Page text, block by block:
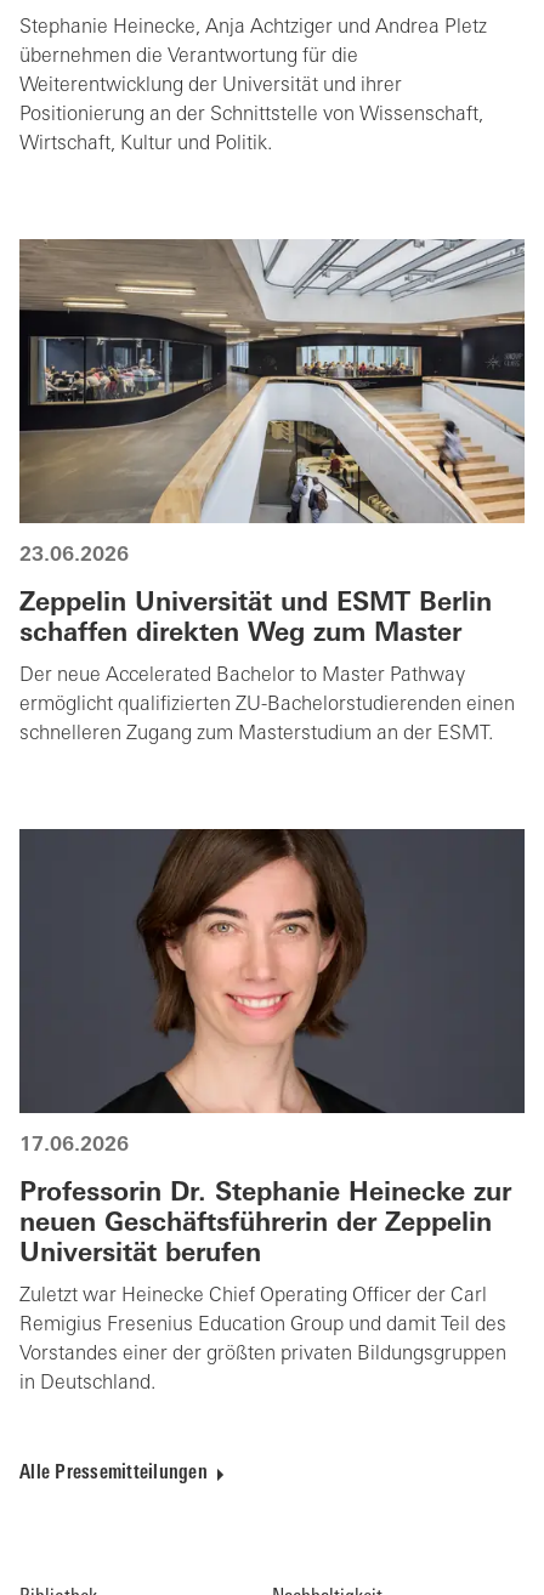
Stephanie Heinecke, Anja Achtziger und Andrea Pletz
übernehmen die Verantwortung für die
Weiterentwicklung der Universität und ihrer
Positionierung an der Schnittstelle von Wissenschaft,
Wirtschaft, Kultur und Politik.
23.06.2026
Zeppelin Universität und ESMT Berlin
schaffen direkten Weg zum Master
Der neue Accelerated Bachelor to Master Pathway
ermöglicht qualifizierten ZU-Bachelorstudierenden einen
schnelleren Zugang zum Masterstudium an der ESMT.
17.06.2026
Professorin Dr. Stephanie Heinecke zur
neuen Geschäftsführerin der Zeppelin
Universität berufen
Zuletzt war Heinecke Chief Operating Officer der Carl
Remigius Fresenius Education Group und damit Teil des
Vorstandes einer der größten privaten Bildungsgruppen
in Deutschland.
Alle Pressemitteilungen